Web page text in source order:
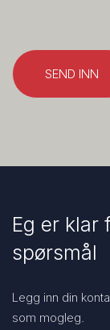
SEND INN
Eg er klar
spørsmål
Legg inn din
som mogleg.